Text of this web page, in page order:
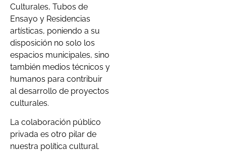
Culturales, Tubos de
Ensayo y Residencias
artísticas, poniendo a su
disposición no solo los
espacios municipales, sino
también medios técnicos y
humanos para contribuir
al desarrollo de proyectos
culturales.
La colaboración público
privada es otro pilar de
nuestra política cultural.